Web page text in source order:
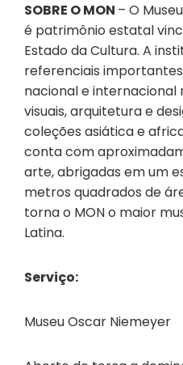
SOBRE O MON – O
é patrimônio estatal
Estado da Cultura. A
referenciais
nacional e internacional
visuais, arquitetura e
coleções asiática e
conta com
arte, abrigadas em um
metros quadrados de
torna o MON o maior
Latina.
Serviço:
Museu Oscar Niemeyer